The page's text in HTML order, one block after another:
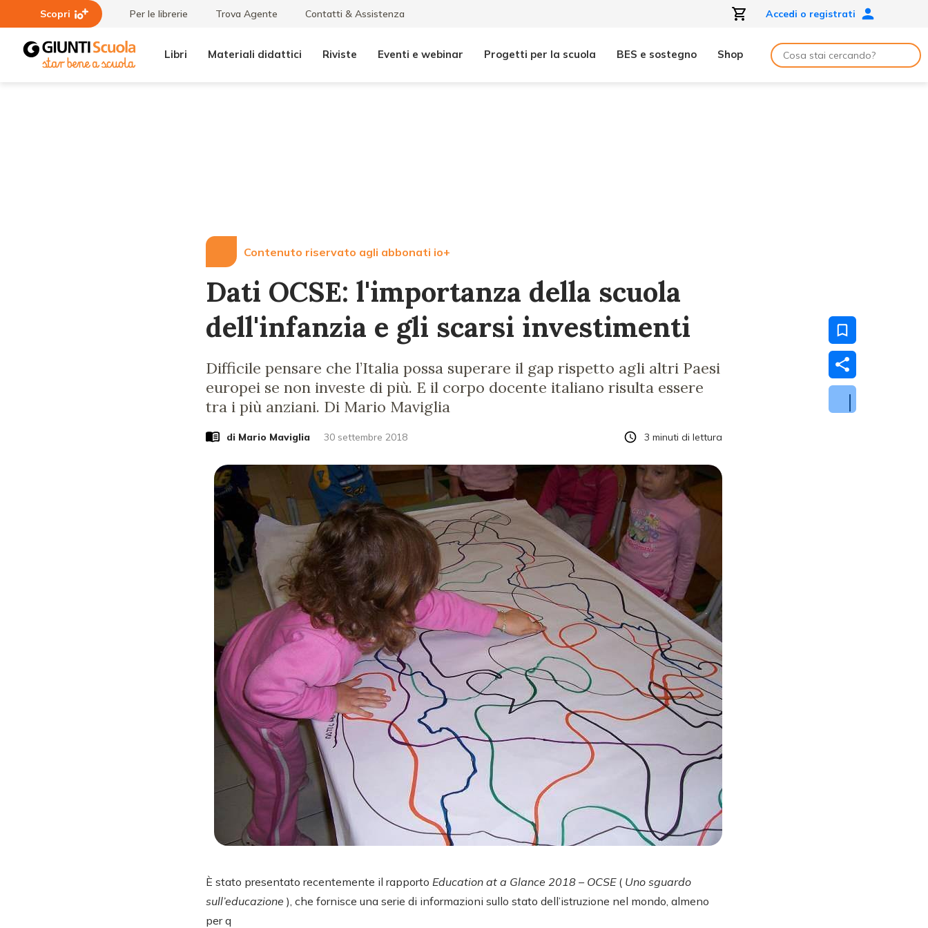
Scopri Per le librerie Trova Agente Contatti & Assistenza Accedi o registrati
Libri Materiali didattici Riviste Eventi e webinar Progetti per la scuola BES e sostegno Shop
Contenuto riservato agli abbonati io+
Dati OCSE: l'importanza della scuola
dell'infanzia e gli scarsi investimenti
Difficile pensare che l’Italia possa superare il gap rispetto agli altri Paesi
europei se non investe di più. E il corpo docente italiano risulta essere
tra i più anziani. Di Mario Maviglia
di Mario Maviglia 30 settembre 2018 3 minuti di lettura
È stato presentato recentemente il rapporto Education at a Glance 2018 – OCSE ( Uno sguardo
sull’educazione ), che fornisce una serie di informazioni sullo stato dell’istruzione nel mondo, almeno
per q